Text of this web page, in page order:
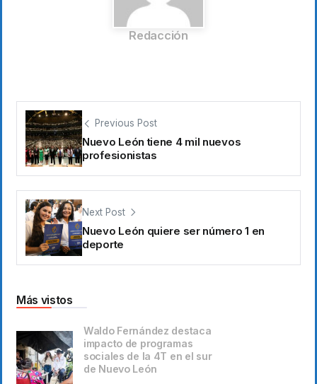
Redacción
Previous Post
Nuevo León tiene 4 mil nuevos
profesionistas
Next Post
Nuevo León quiere ser número 1 en
deporte
Más vistos
Waldo Fernández destaca
impacto de programas
sociales de la 4T en el sur
de Nuevo León